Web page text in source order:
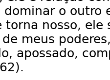
dominar o outro
torna nosso,
meus
apossado,